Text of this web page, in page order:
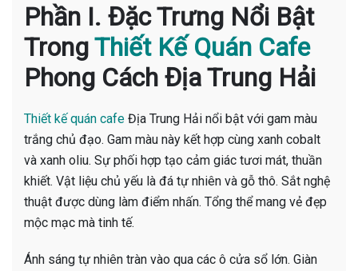
Phần I. Đặc Trưng Nổi Bật
TrongThiết Kế Quán Cafe
Phong Cách Địa Trung Hải
Thiết kế quán cafe Địa Trung Hải nổi bật với gam màu
trắng chủ đạo. Gam màu này kết hợp cùng xanh cobalt
và xanh oliu. Sự phối hợp tạo cảm giác tươi mát, thuần
khiết. Vật liệu chủ yếu là đá tự nhiên và gỗ thô. Sắt nghệ
thuật được dùng làm điểm nhấn. Tổng thể mang vẻ đẹp
mộc mạc mà tinh tế.
Ánh sáng tự nhiên tràn vào qua các ô cửa sổ lớn. Giàn